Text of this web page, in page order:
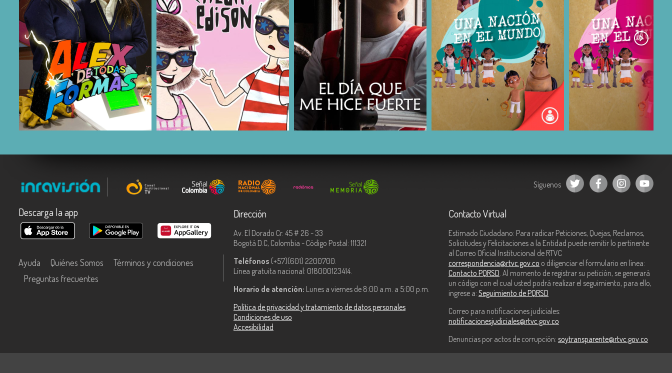
COMPARTIR COMPARTIR COMPARTIR
Síguenos
Descarga la app
Ayuda Quiénes Somos
Términos y condiciones
Preguntas frecuentes
Dirección
Av. El Dorado Cr. 45 # 26 - 33
Bogotá D.C, Colombia - Código Postal: 111321
Teléfonos (+57)(601) 2200700.
Línea gratuita nacional: 018000123414.
Horario de atención: Lunes a viernes de 8:00 a.m. a 5:00 p.m.
Política de privacidad y tratamiento de datos personales
Condiciones de uso
Accesibilidad
Contacto Virtual
Estimado Ciudadano: Para radicar Peticiones, Quejas, Reclamos,
Solicitudes y Felicitaciones a la Entidad puede remitir lo pertinente
al Correo Oficial Institucional de RTVC
correspondencia@rtvc.gov.co o diligenciar el formulario en línea:
Contacto PQRSD . Al momento de registrar su petición, se generará
un código con el cual usted podrá realizar el seguimiento, para ello,
ingrese a: Seguimiento de PQRSD
Correo para notificaciones judiciales:
notificacionesjudiciales@rtvc.gov.co
Denuncias por actos de corrupción: soytransparente@rtvc.gov.co